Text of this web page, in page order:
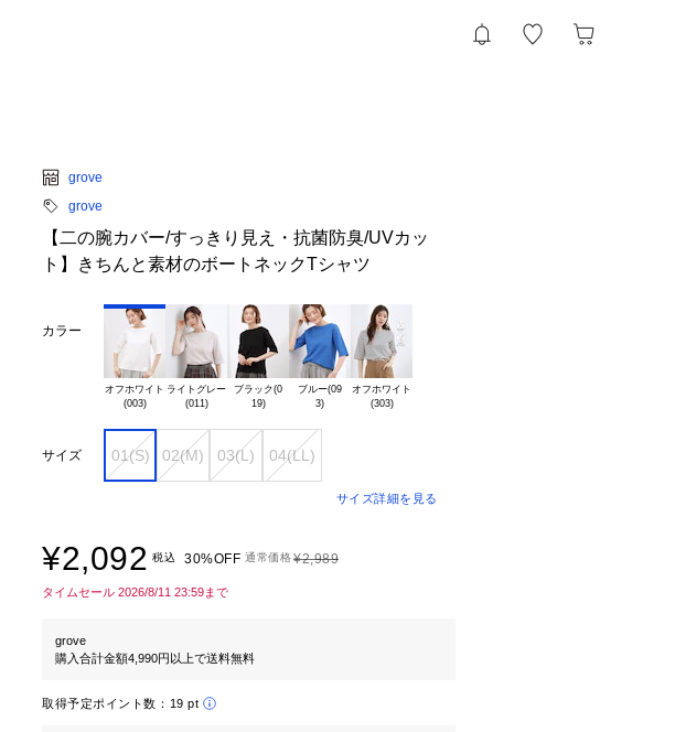
grove
grove
【二の腕カバー/すっきり見え・抗菌防臭/UVカッ
ト】きちんと素材のボートネックTシャツ
カラー
オフホワイト
(003)
ライトグレー
(011)
ブラック(0
19)
ブルー(09
オフホワイト
(303)
サイズ 01(S) 02(M) 03(L) 04(LL)
サイズ詳細を見る
¥2,092 税込 30%OFF 通常価格¥2,989
タイムセール 2026/8/11 23:59まで
grove
購入合計金額4,990円以上で送料無料
取得予定ポイント数： 19 pt